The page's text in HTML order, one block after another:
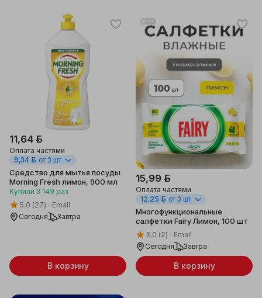
11,64 ƃ
Оплата частями
9,34 ƃ от 3 шт
Средство для мытья посуды
Morning Fresh лимон, 900 мл
Купили 3 149 раз
5.0 (27)
Emall
Сегодня
Завтра
В корзину
15,99 ƃ
Оплата частями
12,25 ƃ от 3 шт
Многофункциональные
салфетки Fairy Лимон, 100 шт
3.0 (2)
Emall
Сегодня
Завтра
В корзину